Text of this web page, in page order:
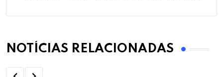
NOTÍCIAS RELACIONADAS